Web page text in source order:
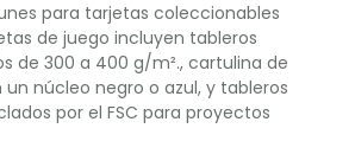
para tarjetas coleccionables
de juego incluyen tableros
de 300 a 400 g/m²., cartulina de
núcleo negro o azul, y tableros
por el FSC para proyectos